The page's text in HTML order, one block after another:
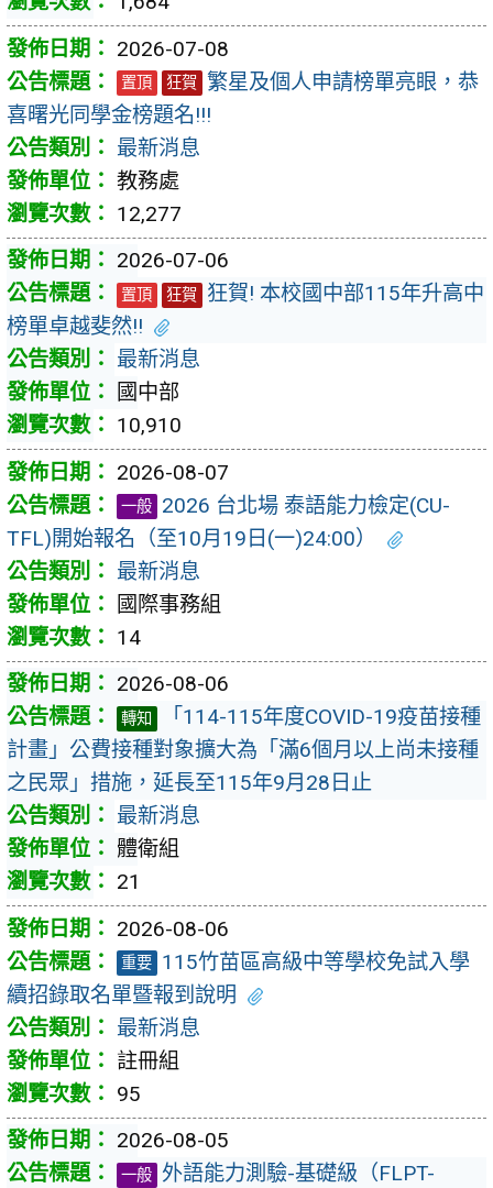
2026-07-08
置頂 狂賀 繁星及個人申請榜單亮眼，恭
喜曙光同學金榜題名!!!
最新消息
教務處
12,277
2026-07-06
置頂 狂賀
狂賀! 本校國中部115年升高中
榜單卓越斐然!!
最新消息
國中部
10,910
2026-08-07
一般 2026 台北場 泰語能力檢定(CU-
TFL)開始報名（至10月19日(一)24:00）
最新消息
國際事務組
14
2026-08-06
轉知
「114-115年度COVID-19疫苗接種
計畫」公費接種對象擴大為「滿6個月以上尚未接種
之民眾」措施，延長至115年9月28日止
最新消息
體衛組
21
2026-08-06
重要 115竹苗區高級中等學校免試入學
續招錄取名單暨報到說明
最新消息
註冊組
95
2026-08-05
一般 外語能力測驗-基礎級（FLPT-